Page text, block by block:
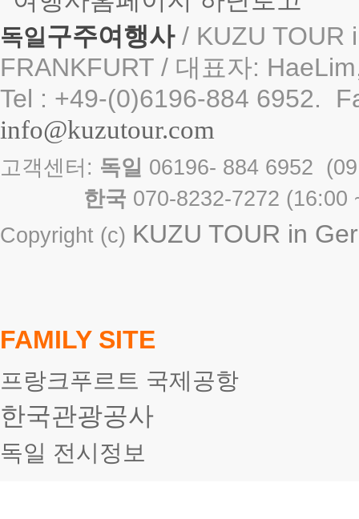
독일 구주여행사/ KUZU TOUR
FRANKFURT / 대표자:
Tel : +49-(0)6196-884 6952.
info@kuzutour.com
고객센터: 독일 06196- 884 6952
한국 070-8232-7272 (
Copyright (c) KUZU TOUR in
FAMILY SITE
프랑크푸르트 국제공항
한국관광공사
독일 전시정보